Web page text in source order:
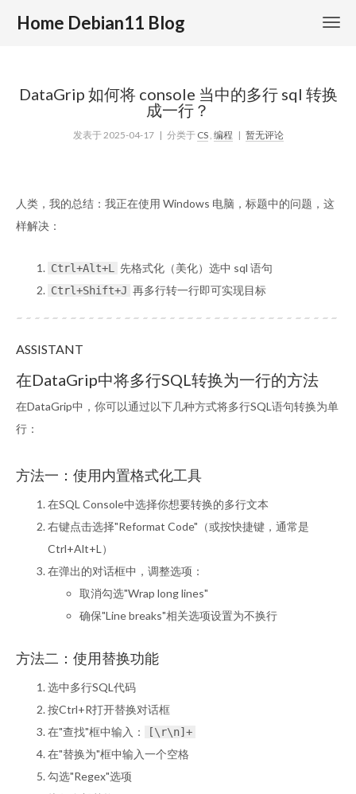
Home Debian11 Blog
DataGrip 如何将 console 当中的多行 sql 转换
成一行？
发表于2025-04-17 | 分类于 CS, 编程 | 暂无评论
人类，我的总结：我正在使用 Windows 电脑，标题中的问题，这
样解决：
Ctrl+Alt+L 先格式化（美化）选中 sql 语句
Ctrl+Shift+J 再多行转一行即可实现目标
ASSISTANT
在DataGrip中将多行SQL转换为一行的方法
在DataGrip中，你可以通过以下几种方式将多行SQL语句转换为单
行：
方法一：使用内置格式化工具
在SQL Console中选择你想要转换的多行文本
右键点击选择"Reformat Code"（或按快捷键，通常是
Ctrl+Alt+L）
在弹出的对话框中，调整选项：
取消勾选"Wrap long lines"
确保"Line breaks"相关选项设置为不换行
方法二：使用替换功能
选中多行SQL代码
按Ctrl+R打开替换对话框
在"查找"框中输入：
[\r\n]+
在"替换为"框中输入一个空格
勾选"Regex"选项